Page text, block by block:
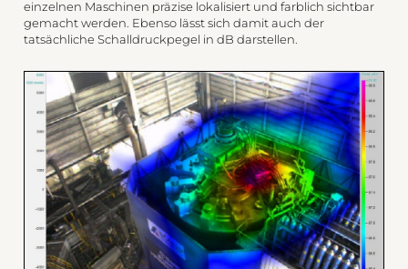
einzelnen Maschinen präzise lokalisiert und farblich sichtbar
gemacht werden. Ebenso lässt sich damit auch der
tatsächliche Schalldruckpegel in dB darstellen.